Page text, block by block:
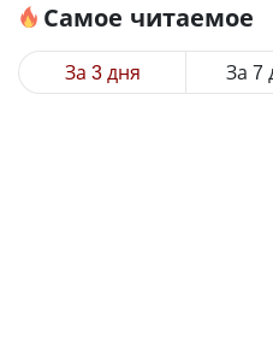
Самое читаемое
За 3 дня За 7